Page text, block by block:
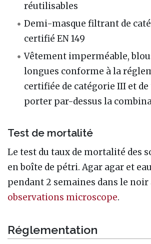
réutilisables
Demi-masque filtrant de
certifié EN 149
Vêtement imperméable,
longues conforme à la
certifiée de catégorie III et de
porter par-dessus la
Test de mortalité
Le test du taux de mortalité des
en boîte de pétri. Agar agar et
pendant 2 semaines dans le noir
observations microscope.
Réglementation